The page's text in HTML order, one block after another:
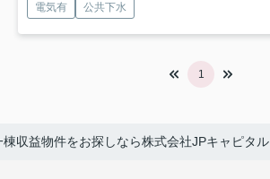
電気有 公共下水
1
収益物件をお探しなら株式会社JPキャピタル